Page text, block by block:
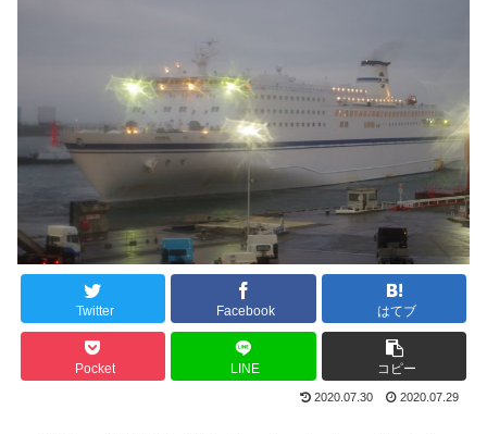
Twitter Facebook はてブ
Pocket LINE コピー
2020.07.30 2020.07.29